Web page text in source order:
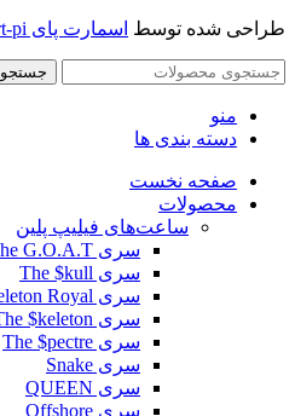
طراحی شده توسط اسمارت پای smart-pi
جستجو
منو
دسته بندی ها
صفحه نخست
محصولات
ساعت‌های فیلیپ پلین
سری The G.O.A.T
سری The $kull
سری The $keleton Royal
سری The $keleton
سری The $pectre
سری Snake
سری QUEEN
سری Offshore